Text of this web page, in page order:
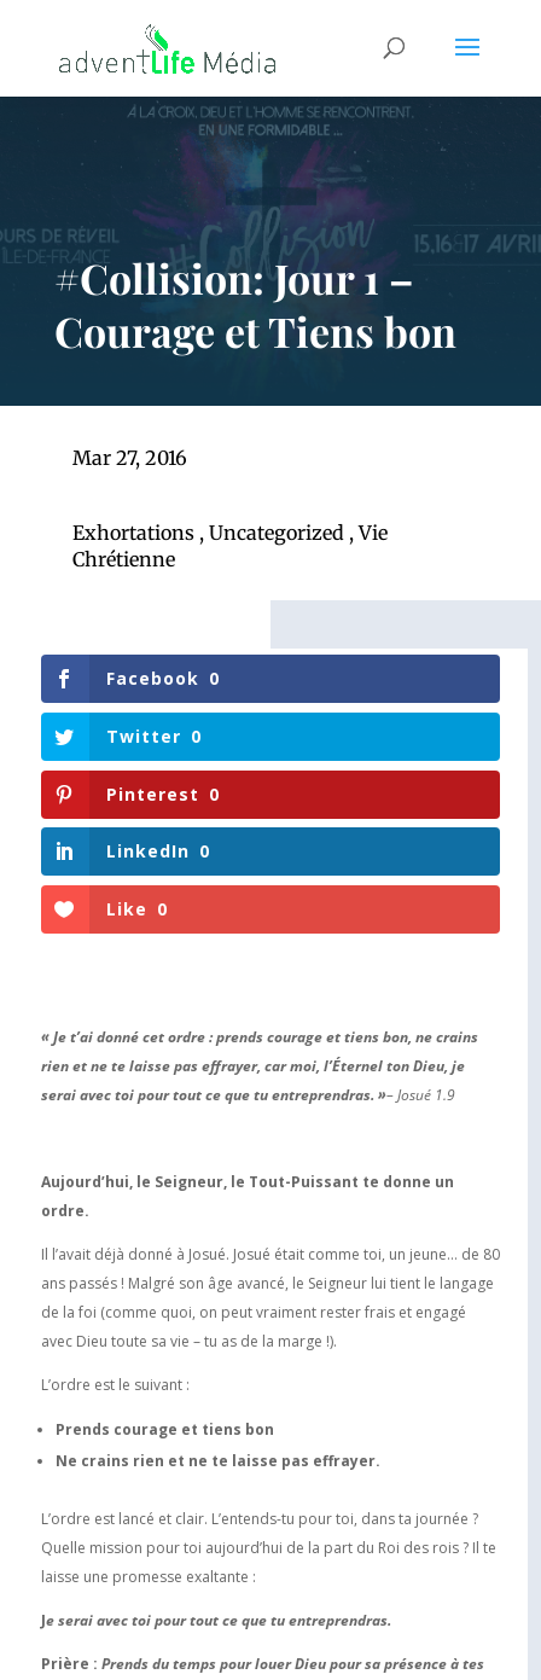
#Collision: Jour 1 –
Courage et Tiens bon
Mar 27, 2016
Exhortations, Uncategorized,Vie
Chrétienne
Facebook 0
Twitter 0
Pinterest 0
LinkedIn 0
Like 0
« Je t’ai donné cet ordre : prends courage et tiens bon, ne crains
rien et ne te laisse pas effrayer, car moi, l’Éternel ton Dieu, je
serai avec toi pour tout ce que tu entreprendras. »– Josué 1.9
Aujourd’hui, le Seigneur, le Tout-Puissant te donne un
ordre.
Il l’avait déjà donné à Josué. Josué était comme toi, un jeune… de 80
ans passés ! Malgré son âge avancé, le Seigneur lui tient le langage
de la foi (comme quoi, on peut vraiment rester frais et engagé
avec Dieu toute sa vie – tu as de la marge !).
L’ordre est le suivant :
Prends courage et tiens bon
Ne crains rien et ne te laisse pas effrayer.
L’ordre est lancé et clair. L’entends-tu pour toi, dans ta journée ?
Quelle mission pour toi aujourd’hui de la part du Roi des rois ? Il te
laisse une promesse exaltante :
Je serai avec toi pour tout ce que tu entreprendras.
Prière : Prends du temps pour louer Dieu pour sa présence à tes